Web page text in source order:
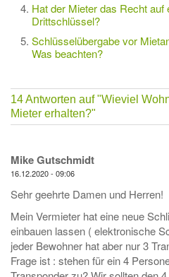
Hat der Mieter das Recht
Drittschlüssel?
Schlüsselübergabe vor
Was beachten?
14 Antworten auf"Wieviel
Mieter erhalten?"
Mike Gutschmidt
16.12.2020 - 09:06
Sehr geehrte Damen und Herren!
Mein Vermieter hat eine neue
einbauen lassen ( elektronische
jeder Bewohner hat aber nur 3
Frage ist : stehen für ein 4